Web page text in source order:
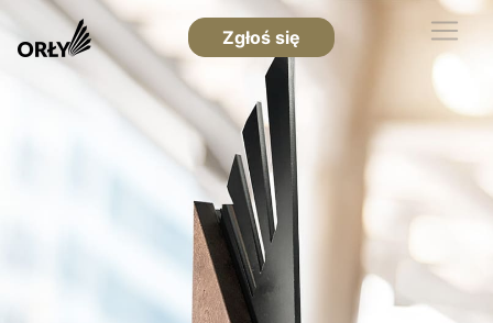
Zgłoś się